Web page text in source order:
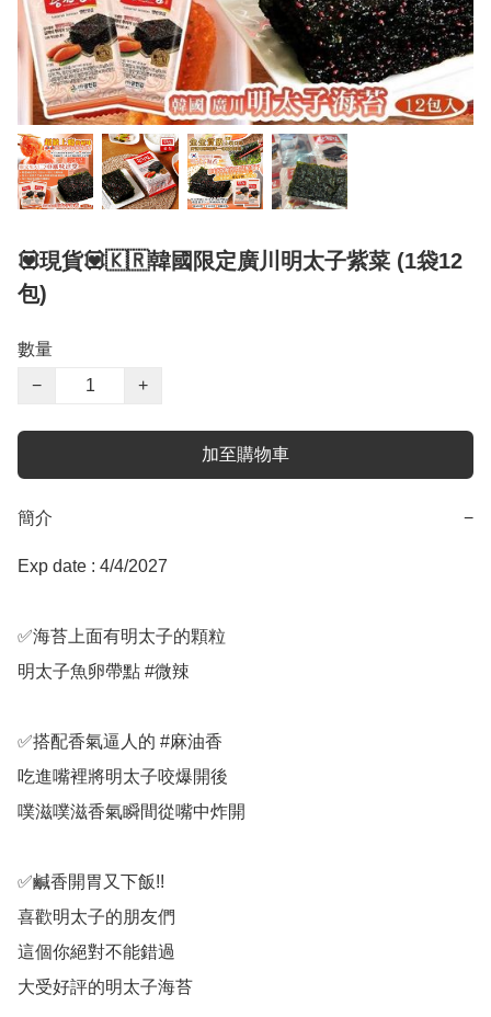
💟現貨💟🇰🇷韓國限定廣川明太子紫菜 (1袋12
包)
數量
−
+
加至購物車
簡介 −
Exp date : 4/4/2027
✅海苔上面有明太子的顆粒
明太子魚卵帶點 #微辣
✅搭配香氣逼人的 #麻油香
吃進嘴裡將明太子咬爆開後
噗滋噗滋香氣瞬間從嘴中炸開
✅鹹香開胃又下飯!!
喜歡明太子的朋友們
這個你絕對不能錯過
大受好評的明太子海苔